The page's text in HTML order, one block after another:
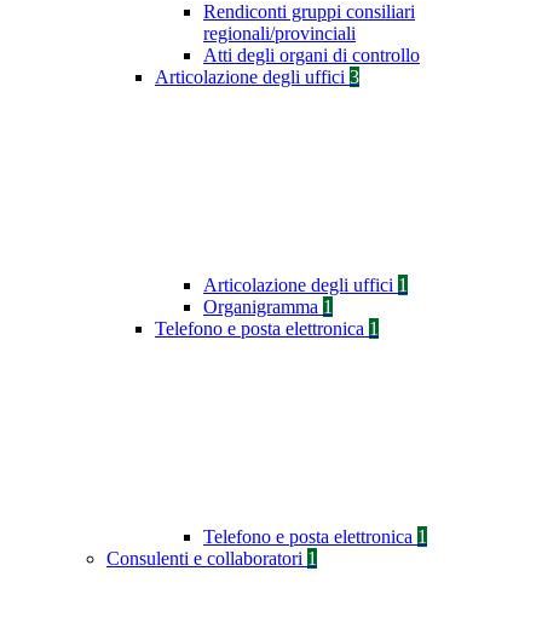
Rendiconti gruppi consiliari
regionali/provinciali
Atti degli organi di controllo
Articolazione degli uffici 3
Articolazione degli uffici 1
Organigramma 1
Telefono e posta elettronica 1
Telefono e posta elettronica 1
Consulenti e collaboratori 1